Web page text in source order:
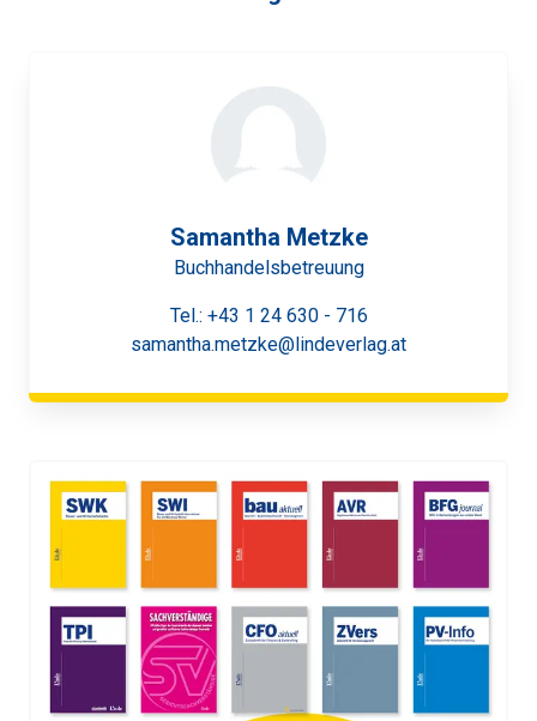
Samantha Metzke
Buchhandelsbetreuung
Tel.: +43 1 24 630 - 716
samantha.metzke@lindeverlag.at